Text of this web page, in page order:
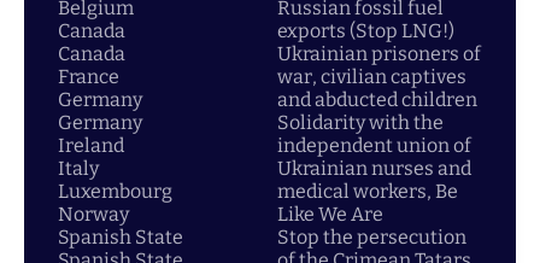
Belgium
Canada
Canada
France
Germany
Germany
Ireland
Italy
Luxembourg
Norway
Spanish State
Russian fossil fuel
exports (Stop LNG!)
Ukrainian prisoners of
war, civilian captives
and abducted children
Solidarity with the
independent union of
Ukrainian nurses and
medical workers, Be
Like We Are
Stop the persecution